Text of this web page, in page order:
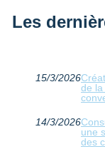
Les
15/3/2026
de
14/3/2026
une
des